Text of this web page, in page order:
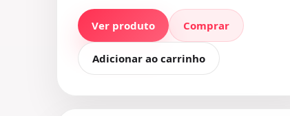
Ver produto Comprar
Adicionar ao carrinho